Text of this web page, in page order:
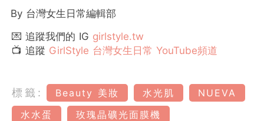
By 台灣女生日常編輯部
💌 追蹤我們的 IG girlstyle.tw
📺 追蹤 GirlStyle 台灣女生日常 YouTube頻道
標籤: Beauty 美妝 水光肌
NUEVA
水水蛋
玫瑰晶礦光面膜機